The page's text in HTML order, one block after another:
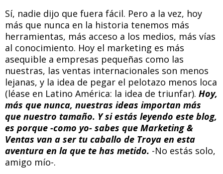
Sí, nadie dijo que fuera fácil. Pero a la vez, hoy
más que nunca en la historia tenemos más
herramientas, más acceso a los medios, más vías
al conocimiento. Hoy el marketing es más
asequible a empresas pequeñas como las
nuestras, las ventas internacionales son menos
lejanas, y la idea de pegar el pelotazo menos loca
(léase en Latino América: la idea de triunfar). Hoy,
más que nunca, nuestras ideas importan más
que nuestro tamaño. Y si estás leyendo este blog,
es porque -como yo- sabes que Marketing &
Ventas van a ser tu caballo de Troya en esta
aventura en la que te has metido. -No estás solo,
amigo mío-.